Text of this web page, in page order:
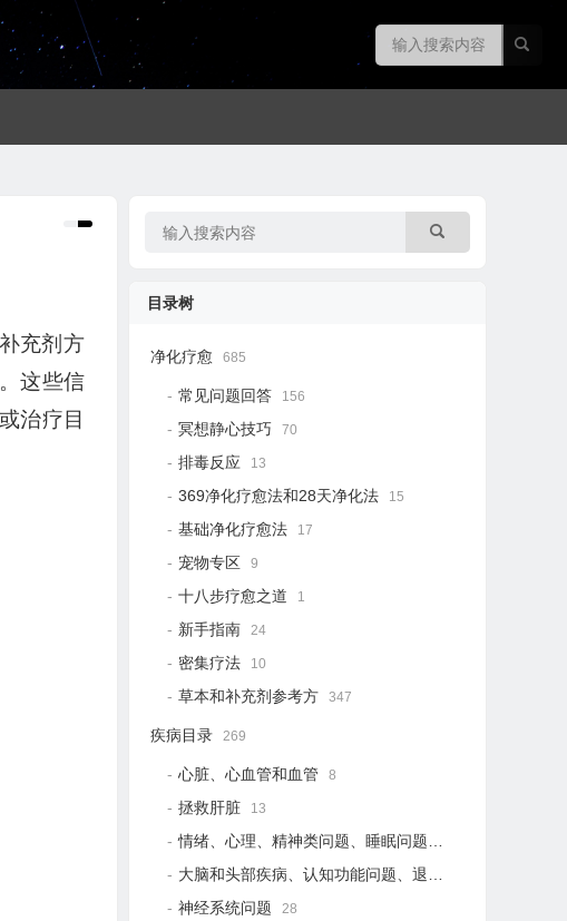
充剂方
这些信
治疗目
目录树
净化疗愈 685
常见问题回答 156
冥想静心技巧 70
排毒反应 13
369净化疗愈法和28天净化法 15
基础净化疗愈法 17
宠物专区 9
十八步疗愈之道 1
新手指南 24
密集疗法 10
草本和补充剂参考方 347
疾病目录 269
心脏、心血管和血管 8
拯救肝脏 13
情绪、心理、精神类问题、睡眠问题 18
大脑和头部疾病、认知功能问题、退行性疾病
神经系统问题 28